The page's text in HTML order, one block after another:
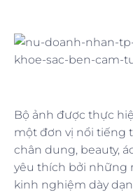
Bộ ảnh được thực
một đơn vị nổi tiếng
chân dung, beauty,
yêu thích bởi những
kinh nghiệm dày